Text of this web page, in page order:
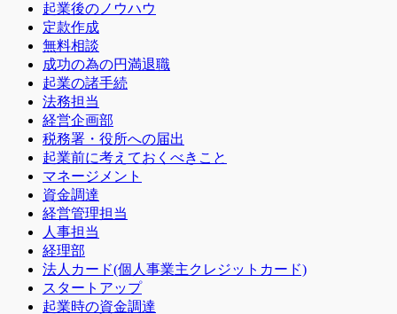
起業後のノウハウ
定款作成
無料相談
成功の為の円満退職
起業の諸手続
法務担当
経営企画部
税務署・役所への届出
起業前に考えておくべきこと
マネージメント
資金調達
経営管理担当
人事担当
経理部
法人カード(個人事業主クレジットカード)
スタートアップ
起業時の資金調達